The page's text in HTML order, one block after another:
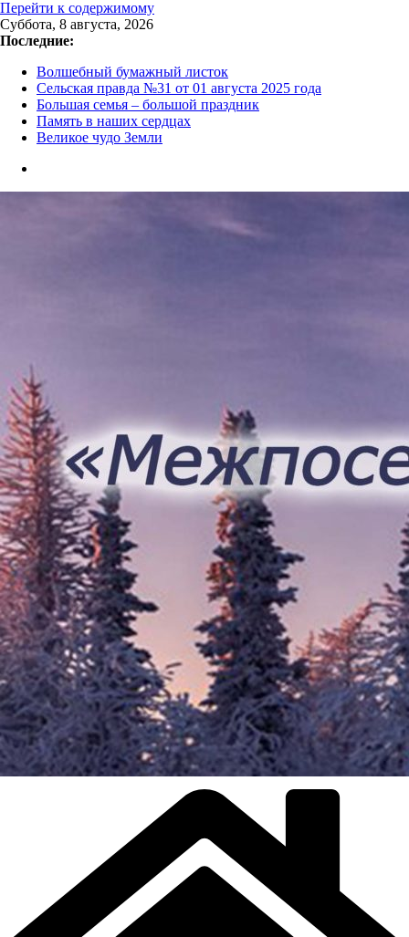
Перейти к содержимому
Суббота, 8 августа, 2026
Последние:
Волшебный бумажный листок
Сельская правда №31 от 01 августа 2025 года
Большая семья – большой праздник
Память в наших сердцах
Великое чудо Земли